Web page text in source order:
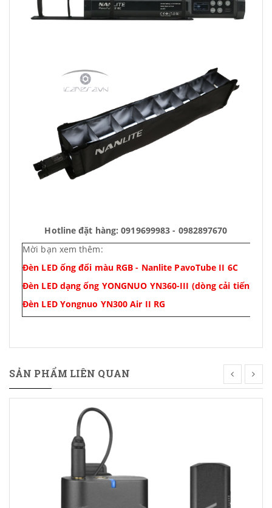
Hotline đặt hàng: 0919699983 - 0982897670
Mời bạn xem thêm:
Đèn LED ống đổi màu RGB - Nanlite PavoTube II 6C
Đèn LED dạng ống YONGNUO YN360-III (dòng cải tiến)
Đèn LED Yongnuo YN300 Air II RG
SẢN PHẨM LIÊN QUAN